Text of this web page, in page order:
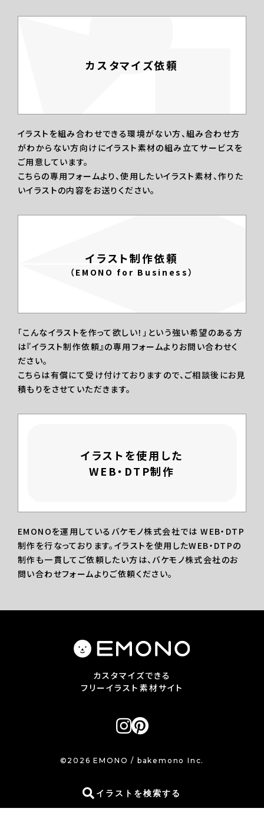
イラストを検索する
カスタマイズ依頼
イラストを組み合わせできる環境がない方、組み合わせ方
がわからない方向けにイラスト素材の組み立てサービスを
ご用意しています。
こちらの専用フォームより、使用したいイラスト素材、作りた
いイラストの内容をお送りください。
イラスト制作依頼
（EMONO for Business）
「こんなイラストを作って欲しい！」という強い希望のある方
は『イラスト制作依頼』の専用フォームよりお問い合わせく
ださい。
こちらは有償にて受け付けておりますので、ご相談後にお見
積もりをさせていただきます。
イラストを使用した
WEB・DTP制作
EMONOを運用しているバケモノ株式会社では WEB・DTP
制作を行なっております。イラストを使用したWEB・DTPの
制作も一貫してご依頼したい方は、バケモノ株式会社のお
問い合わせフォームよりご依頼ください。
カスタマイズできる
フリーイラスト素材サイト
©2026 EMONO / bakemono Inc.